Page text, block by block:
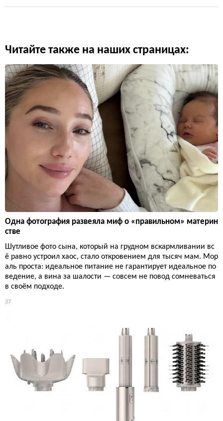
Читайте также на наших страницах:
Одна фотография развеяла миф о «правильном» материн
стве
Шутливое фото сына, который на грудном вскармливании вс
ё равно устроил хаос, стало откровением для тысяч мам. Мор
аль проста: идеальное питание не гарантирует идеальное по
ведение, а вина за шалости — совсем не повод сомневаться
в своём подходе.
37